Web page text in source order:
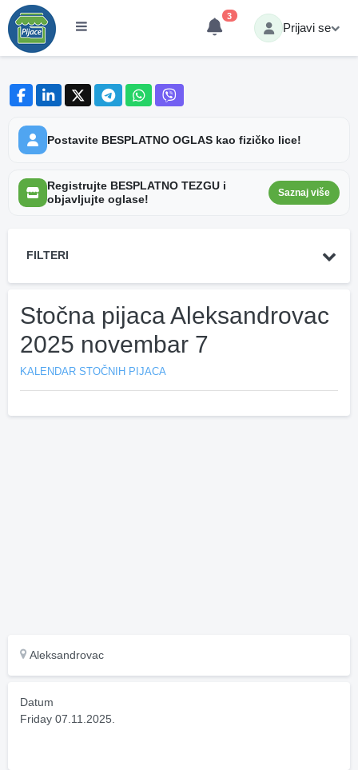
3
Prijavi se
Postavite BESPLATNO OGLAS kao fizičko lice!
Registrujte BESPLATNO TEZGU i
objavljujte oglase!
Saznaj više
FILTERI
Stočna pijaca Aleksandrovac
2025 novembar 7
KALENDAR STOČNIH PIJACA
Aleksandrovac
Datum
Friday 07.11.2025.